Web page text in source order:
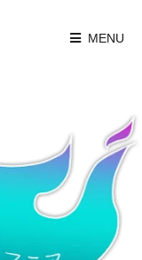
MENU